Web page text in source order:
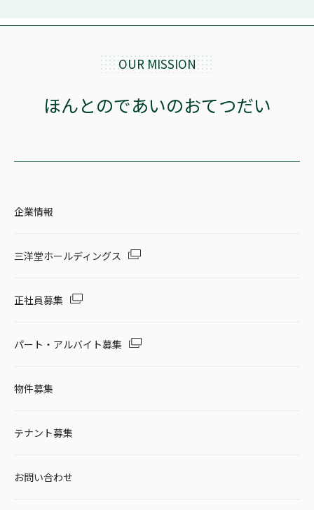
OUR MISSION
ほんとのであいのおてつだい
企業情報
三洋堂ホールディングス
正社員募集
パート・アルバイト募集
物件募集
テナント募集
お問い合わせ